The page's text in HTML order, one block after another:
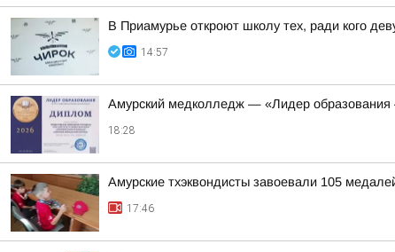
В Приамурье откроют школу тех, ради кого
14:57
Амурский медколледж — «Лидер
18:28
Амурские тхэквондисты завоевали 105
17:46